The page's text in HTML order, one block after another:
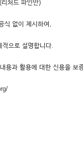
처드 파인만)
식 없이 제시하여,
으로 설명합니다.
용과 활용에 대한 신용을 보